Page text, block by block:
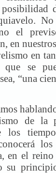
posibilidad
el
en
en
que se
“una
de la
los
en el
su